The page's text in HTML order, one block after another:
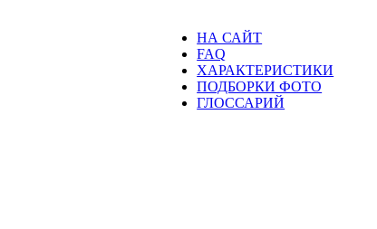
НА САЙТ
FAQ
ХАРАКТЕРИСТИКИ
ПОДБОРКИ ФОТО
ГЛОССАРИЙ